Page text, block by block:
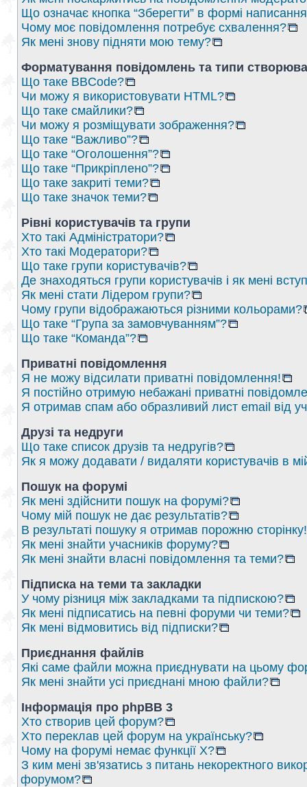
Що означає кнопка “Зберегти” в формі
Чому моє повідомлення потребує схвалення?
Як мені знову підняти мою тему?
Форматування повідомлень та типи
Що таке BBCode?
Чи можу я використовувати HTML?
Що таке смайлики?
Чи можу я розміщувати зображення?
Що таке “Важливо”?
Що таке “Оголошення”?
Що таке “Прикріплено”?
Що таке закриті теми?
Що таке значок теми?
Рівні користувачів та групи
Хто такі Адміністратори?
Хто такі Модератори?
Що таке групи користувачів?
Де знаходяться групи користувачів і як мені
Як мені стати Лідером групи?
Чому групи відображаються різними кольорами?
Що таке “Група за замовчуванням”?
Що таке “Команда”?
Приватні повідомлення
Я не можу відсилати приватні повідомлення!
Я постійно отримую небажані приватні
Я отримав спам або образливий лист email від
Друзі та недруги
Що таке список друзів та недругів?
Як я можу додавати / видаляти користувачів в
Пошук на форумі
Як мені здійснити пошук на форумі?
Чому мій пошук не дає результатів?
В результаті пошуку я отримав порожню сторінку!
Як мені знайти учасників форуму?
Як мені знайти власні повідомлення та теми?
Підписка на теми та закладки
У чому різниця між закладками та підпискою?
Як мені підписатись на певні форуми чи теми?
Як мені відмовитись від підписки?
Приєднання файлів
Які саме файли можна приєднувати на цьому
Як мені знайти усі приєднані мною файли?
Інформація про phpBB 3
Хто створив цей форум?
Хто переклав цей форум на українську?
Чому на форумі немає функції X?
З ким мені зв'язатись з питань некоректного
форумом?